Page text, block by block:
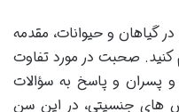
گیاهان و حیوانات، مقدمه
کنید. صحبت در مورد تفاوت
پسران و پاسخ به سؤالات
های جنسیتی، در این سن